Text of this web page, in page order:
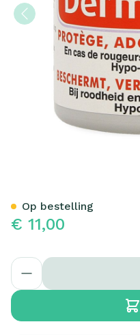
€ 11,00
Aantal
Op bestelling